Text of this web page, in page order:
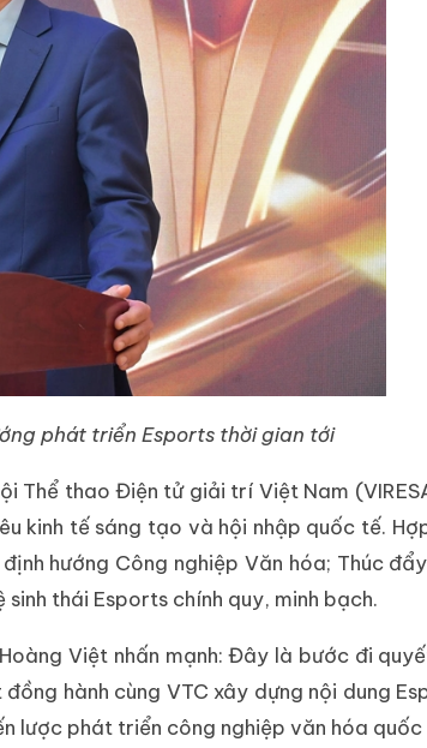
phát triển Esports thời gian tới
Thể thao Điện tử giải trí Việt Nam
kinh tế sáng tạo và hội nhập quốc tế.
hướng Công nghiệp Văn hóa; Thúc
thái Esports chính quy, minh bạch.
Việt nhấn mạnh: Đây là bước đi
hành cùng VTC xây dựng nội dung
lược phát triển công nghiệp văn hóa quốc